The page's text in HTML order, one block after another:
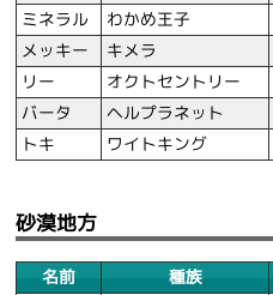
ミネラル
わかめ王子
メッキー
キメラ
リー
オクトセントリー
バータ
ヘルプラネット
トキ
ワイトキング
砂漠地方
名前 種族